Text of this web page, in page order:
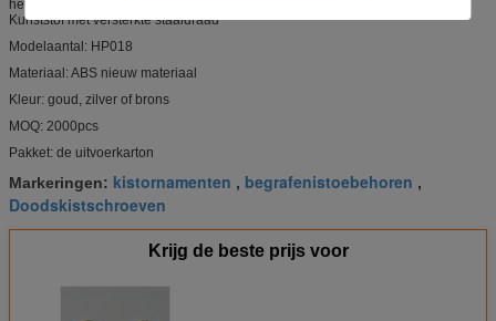
het handvat van de doodskistkist; plastic handvat; doodskisthandvat
Kunststof met versterkte staaldraad
Modelaantal: HP018
Materiaal: ABS nieuw materiaal
Kleur: goud, zilver of brons
MOQ: 2000pcs
Pakket: de uitvoerkarton
Markeringen: kistornamenten , begrafenistoebehoren ,
Doodskistschroeven
Krijg de beste prijs voor